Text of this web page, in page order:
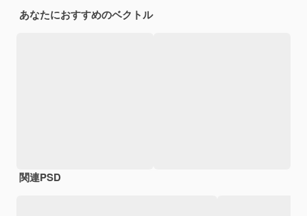
あなたにおすすめのベクトル
関連PSD